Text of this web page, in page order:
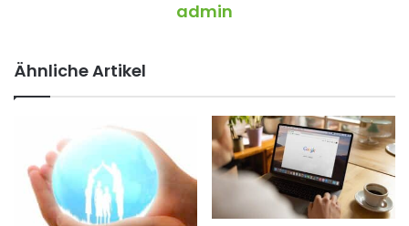
admin
Ähnliche Artikel